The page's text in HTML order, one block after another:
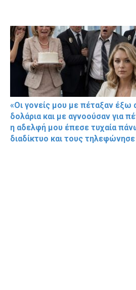
«Οι γονείς μου με πέταξαν έξω
δολάρια και με αγνοούσαν για
η αδελφή μου έπεσε τυχαία
διαδίκτυο και τους τηλεφώνησε